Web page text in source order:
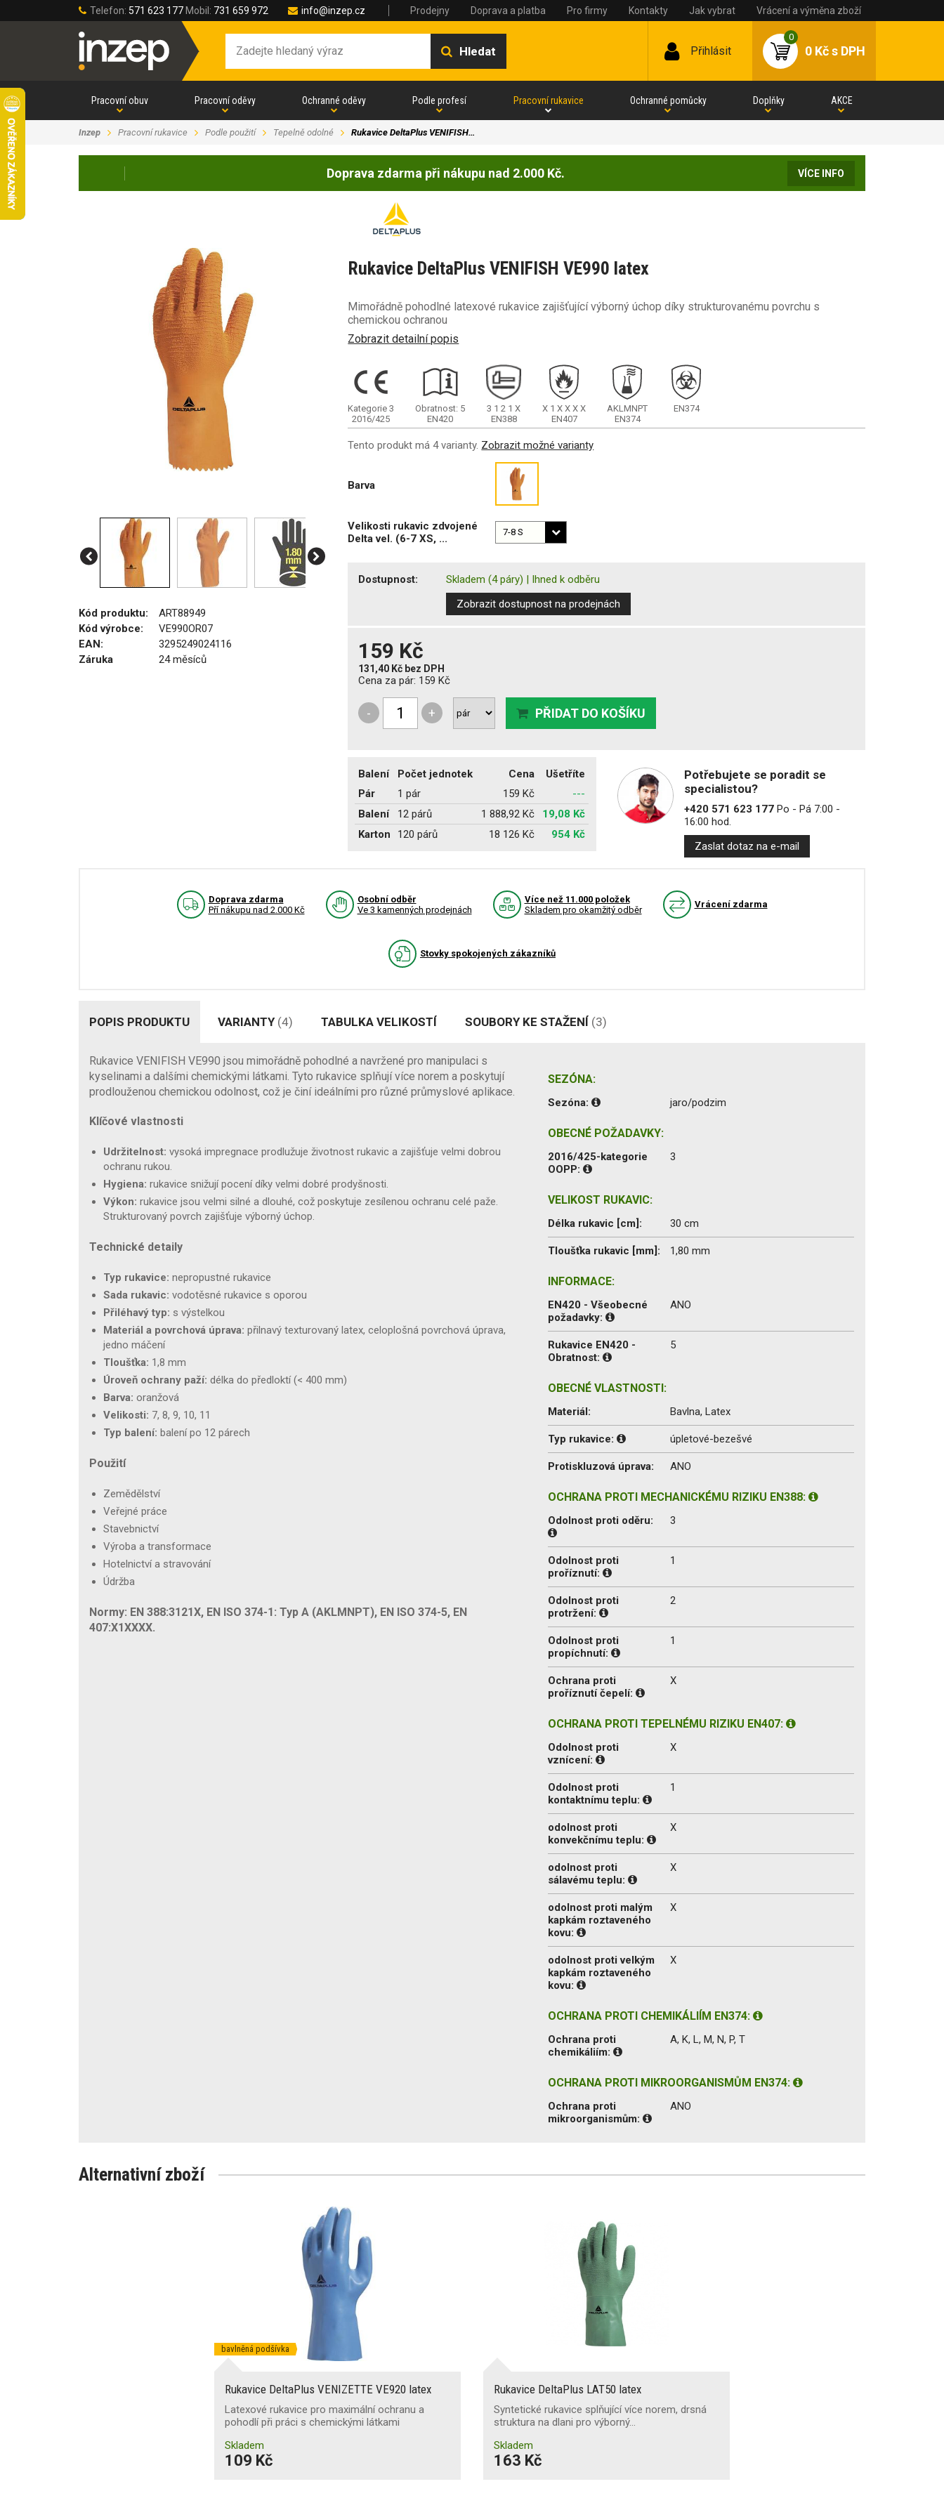
Telefon: 571 623 177 Mobil: 731 659 972 info@inzep.cz Prodejny Doprava a platba Pro firmy Kontakty Jak vybrat Vrácení a výměna zboží
Hledat Přihlásit
0
0 Kčs DPH
Pracovní obuv Pracovní oděvy Ochranné oděvy Podle profesí Pracovní rukavice Ochranné pomůcky Doplňky AKCE
Inzep Pracovní rukavice Podle použití Tepelně odolné Rukavice DeltaPlus VENIFISH…
Doprava zdarma při nákupu nad 2.000 Kč. VÍCE INFO
Kód produktu:
ART88949
Kód výrobce:
VE990OR07
EAN:
3295249024116
Záruka
24 měsíců
Rukavice DeltaPlus VENIFISH VE990 latex
Mimořádně pohodlné latexové rukavice zajišťující výborný úchop díky strukturovanému povrchu s
chemickou ochranou
Zobrazit detailní popis
Kategorie 3
2016/425
Obratnost: 5
EN420
3 12 1X
EN388
X 1XXXX
EN407
AKLMNPT
EN374
EN374
Tento produkt má 4 varianty. Zobrazit možné varianty
Barva
Velikosti rukavic zdvojené
Delta vel. (6-7 XS, ...
Dostupnost: Skladem (4 páry) | Ihned k odběru
Zobrazit dostupnost na prodejnách
159 Kč
131,40 Kč bez DPH
Cena za pár: 159 Kč
- + PŘIDAT DO KOŠÍKU
Balení Počet jednotek Cena
Ušetříte
Pár
1 pár 159 Kč
---
Balení
12 párů 1 888,92 Kč
19,08 Kč
Karton
120 párů 18 126 Kč 954 Kč
Potřebujete se poradit se
specialistou?
+420 571 623 177Po - Pá 7:00 -
16:00 hod.
Zaslat dotaz na e-mail
Doprava zdarma
Pří nákupu nad 2.000 Kč
Osobní odběr
Ve 3 kamenných prodejnách
Více než 11.000 položek
Skladem pro okamžitý odběr
Vrácení zdarma
Stovky spokojených zákazníků
POPIS PRODUKTU VARIANTY (4) TABULKA VELIKOSTÍ SOUBORY KE STAŽENÍ (3)
Rukavice VENIFISH VE990 jsou mimořádně pohodlné a navržené pro manipulaci s
kyselinami a dalšími chemickými látkami. Tyto rukavice splňují více norem a poskytují
prodlouženou chemickou odolnost, což je činí ideálními pro různé průmyslové aplikace.
Klíčové vlastnosti
Udržitelnost: vysoká impregnace prodlužuje životnost rukavic a zajišťuje velmi dobrou
ochranu rukou.
Hygiena: rukavice snižují pocení díky velmi dobré prodyšnosti.
Výkon: rukavice jsou velmi silné a dlouhé, což poskytuje zesílenou ochranu celé paže.
Strukturovaný povrch zajišťuje výborný úchop.
Technické detaily
Typ rukavice: nepropustné rukavice
Sada rukavic: vodotěsné rukavice s oporou
Přiléhavý typ: s výstelkou
Materiál a povrchová úprava: přilnavý texturovaný latex, celoplošná povrchová úprava,
jedno máčení
Tloušťka: 1,8 mm
Úroveň ochrany paží: délka do předloktí (< 400 mm)
Barva: oranžová
Velikosti: 7, 8, 9, 10, 11
Typ balení: balení po 12 párech
Použití
Zemědělství
Veřejné práce
Stavebnictví
Výroba a transformace
Hotelnictví a stravování
Údržba
Normy: EN 388:3121X, EN ISO 374-1: Typ A (AKLMNPT), EN ISO 374-5, EN
407:X1XXXX.
SEZÓNA:
Sezóna: jaro/podzim
OBECNÉ POŽADAVKY:
2016/425-kategorie
OOPP:
3
VELIKOST RUKAVIC:
Délka rukavic [cm]: 30 cm
Tloušťka rukavic [mm]: 1,80 mm
INFORMACE:
EN420 - Všeobecné
požadavky:
ANO
Rukavice EN420 -
Obratnost:
5
OBECNÉ VLASTNOSTI:
Materiál: Bavlna, Latex
Typ rukavice: úpletové-bezešvé
Protiskluzová úprava: ANO
OCHRANA PROTI MECHANICKÉMU RIZIKU EN388:
Odolnost proti oděru: 3
Odolnost proti
proříznutí:
1
Odolnost proti
protržení:
2
Odolnost proti
propíchnutí:
1
Ochrana proti
proříznutí čepelí:
X
OCHRANA PROTI TEPELNÉMU RIZIKU EN407:
Odolnost proti
vznícení:
X
Odolnost proti
kontaktnímu teplu:
1
odolnost proti
konvekčnímu teplu:
X
odolnost proti
sálavému teplu:
X
odolnost proti malým
kapkám roztaveného
kovu:
X
odolnost proti velkým
kapkám roztaveného
kovu:
X
OCHRANA PROTI CHEMIKÁLIÍM EN374:
Ochrana proti
chemikáliím:
A, K, L, M, N, P, T
OCHRANA PROTI MIKROORGANISMŮM EN374:
Ochrana proti
mikroorganismům:
ANO
Alternativní zboží
bavlněná podšívka
Rukavice DeltaPlus VENIZETTE VE920 latex
Latexové rukavice pro maximální ochranu a
pohodlí při práci s chemickými látkami
Skladem
109 Kč
Rukavice DeltaPlus LAT50 latex
Syntetické rukavice splňující více norem, drsná
struktura na dlani pro výborný…
Skladem
163 Kč